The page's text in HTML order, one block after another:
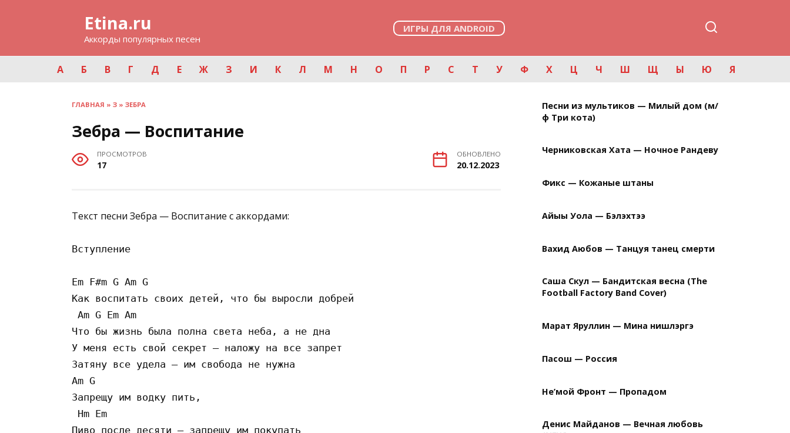
Etina.ru
Аккорды популярных песен
ИГРЫ ДЛЯ ANDROID
А Б В Г Д Е Ж З И К Л М Н О П Р С Т У Ф Х Ц Ч Ш Щ Ы Ю Я
ГЛАВНАЯ » З » ЗЕБРА
Зебра — Воспитание
ПРОСМОТРОВ
17
ОБНОВЛЕНО
20.12.2023
Текст песни Зебра — Воспитание с аккордами:
Вступление
Em F#m G Am G
Как воспитать своих детей, что бы выросли добрей
Am G Em Am
Что бы жизнь была полна света неба, а не дна
У меня есть свой секрет – наложу на все запрет
Затяну все удела – им свобода не нужна
Am G
Запрещу им водку пить,
Hm Em
Пиво после десяти – запрещу им покупать
Песни из мультиков — Милый дом (м/
ф Три кота)
Черниковская Хата — Ночное Рандеву
Фикс — Кожаные штаны
Айыы Уола — Бэлэхтээ
Вахид Аюбов — Танцуя танец смерти
Саша Скул — Бандитская весна (The
Football Factory Band Cover)
Марат Яруллин — Мина нишлэргэ
Пасош — Россия
Не’мой Фронт — Пропадом
Денис Майданов — Вечная любовь